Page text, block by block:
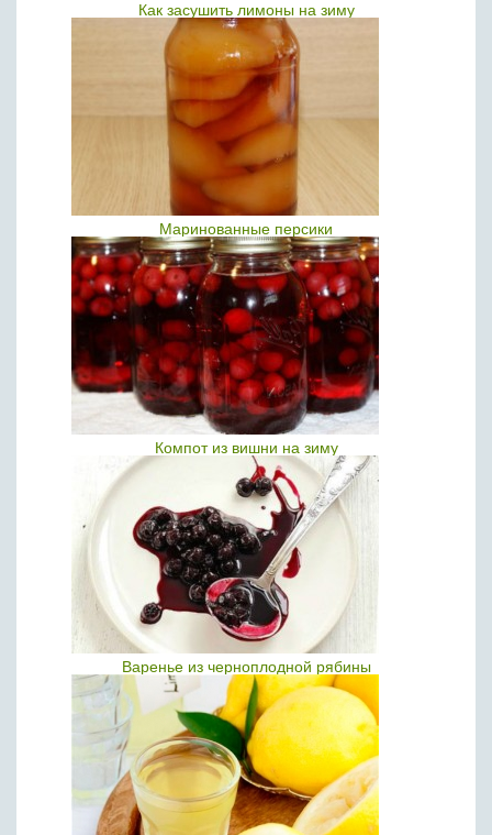
Как засушить лимоны на зиму
Маринованные персики
Компот из вишни на зиму
Варенье из черноплодной рябины